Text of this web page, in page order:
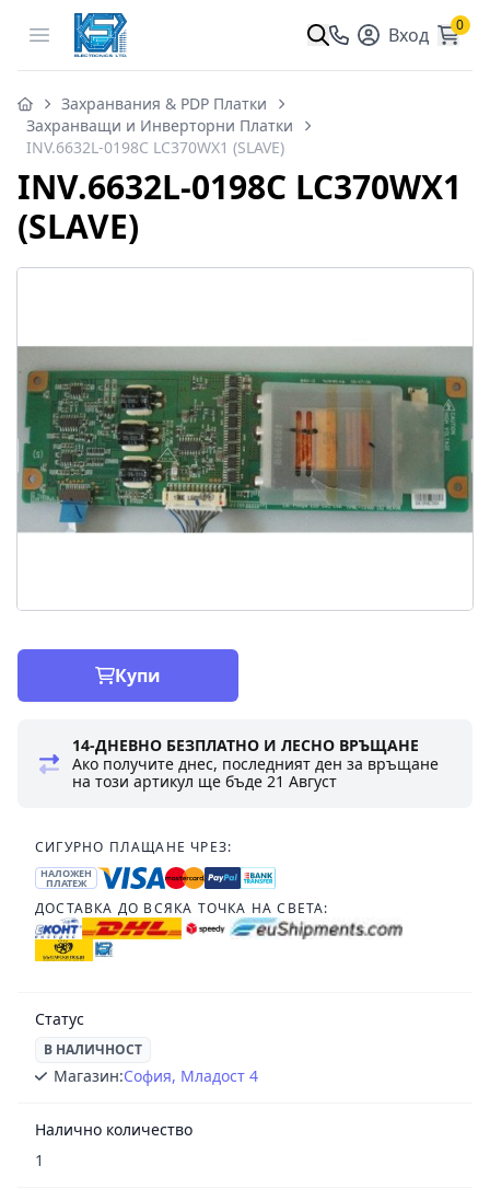
Open menu Вход 0
Захранвания & PDP Платки
Захранващи и Инверторни Платки
INV.6632L-0198C LC370WX1 (SLAVE)
INV.6632L-0198C LC370WX1
(SLAVE)
Купи
14-ДНЕВНО БЕЗПЛАТНО И ЛЕСНО ВРЪЩАНЕ
Ако получите днес, последният ден за връщане
на този артикул ще бъде21 Август
СИГУРНО ПЛАЩАНЕ ЧРЕЗ:
НАЛОЖЕН
ПЛАТЕЖ
ДОСТАВКА ДО ВСЯКА ТОЧКА НА СВЕТА:
Статус
В НАЛИЧНОСТ
Магазин:София, Младост 4
Налично количество
1